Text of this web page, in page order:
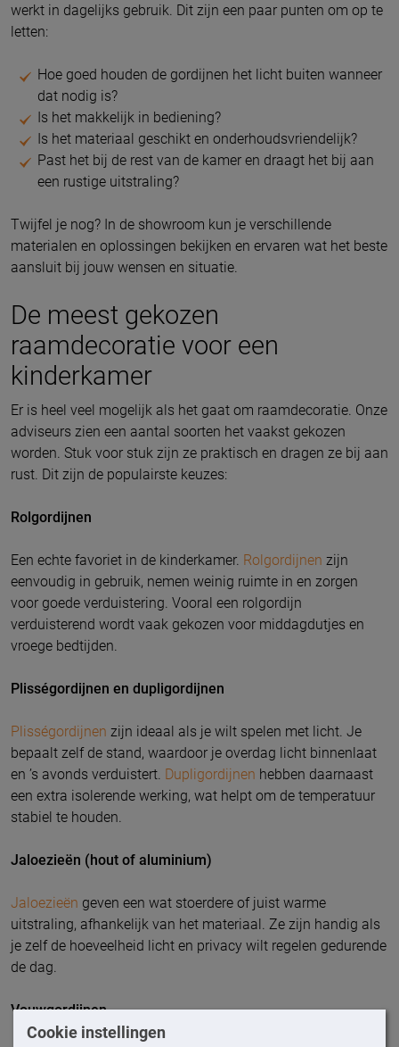
Cookie instellingen
werkt in dagelijks gebruik. Dit zijn een paar punten om op te
letten:
Hoe goed houden de gordijnen het licht buiten wanneer
dat nodig is?
Is het makkelijk in bediening?
Is het materiaal geschikt en onderhoudsvriendelijk?
Past het bij de rest van de kamer en draagt het bij aan
een rustige uitstraling?
Twijfel je nog? In de showroom kun je verschillende
materialen en oplossingen bekijken en ervaren wat het beste
aansluit bij jouw wensen en situatie.
De meest gekozen
raamdecoratie voor een
kinderkamer
Er is heel veel mogelijk als het gaat om raamdecoratie. Onze
adviseurs zien een aantal soorten het vaakst gekozen
worden. Stuk voor stuk zijn ze praktisch en dragen ze bij aan
rust. Dit zijn de populairste keuzes:
Rolgordijnen
Een echte favoriet in de kinderkamer. Rolgordijnen zijn
eenvoudig in gebruik, nemen weinig ruimte in en zorgen
voor goede verduistering. Vooral een rolgordijn
verduisterend wordt vaak gekozen voor middagdutjes en
vroege bedtijden.
Plisségordijnen en dupligordijnen
Plisségordijnen zijn ideaal als je wilt spelen met licht. Je
bepaalt zelf de stand, waardoor je overdag licht binnenlaat
en ’s avonds verduistert. Dupligordijnen hebben daarnaast
een extra isolerende werking, wat helpt om de temperatuur
stabiel te houden.
Jaloezieën (hout of aluminium)
Jaloezieën geven een wat stoerdere of juist warme
uitstraling, afhankelijk van het materiaal. Ze zijn handig als
je zelf de hoeveelheid licht en privacy wilt regelen gedurende
de dag.
Vouwgordijnen